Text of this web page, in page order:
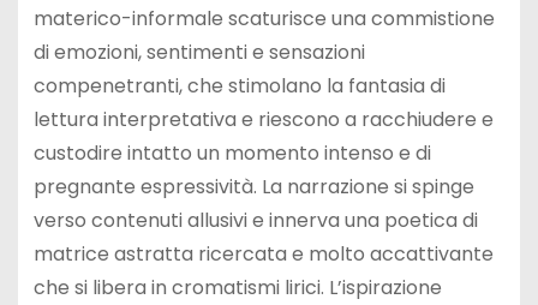
materico-informale scaturisce una commistione
di emozioni, sentimenti e sensazioni
compenetranti, che stimolano la fantasia di
lettura interpretativa e riescono a racchiudere e
custodire intatto un momento intenso e di
pregnante espressività. La narrazione si spinge
verso contenuti allusivi e innerva una poetica di
matrice astratta ricercata e molto accattivante
che si libera in cromatismi lirici. L’ispirazione